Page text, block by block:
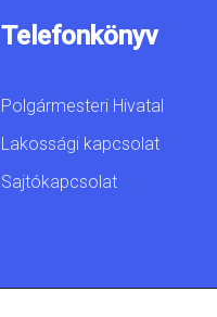
Telefonkönyv
Polgármesteri Hivatal
Lakossági kapcsolat
Sajtókapcsolat